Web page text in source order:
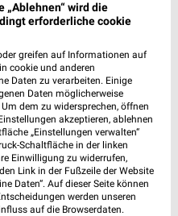
Mit Lidl Plus 3 für 2 - im laut DtGv besten Backshop
„Ablehnen“ wird die
erforderliche cookie
greifen auf Informationen auf
cookie und anderen
Daten zu verarbeiten. Einige
Daten möglicherweise
dem zu widersprechen, öffnen
akzeptieren, ablehnen
„Einstellungen verwalten“
Schaltfläche in der linken
Einwilligung zu widerrufen,
Link in der Fußzeile der Website
Daten“. Auf dieser Seite können
werden unseren
auf die Browserdaten.